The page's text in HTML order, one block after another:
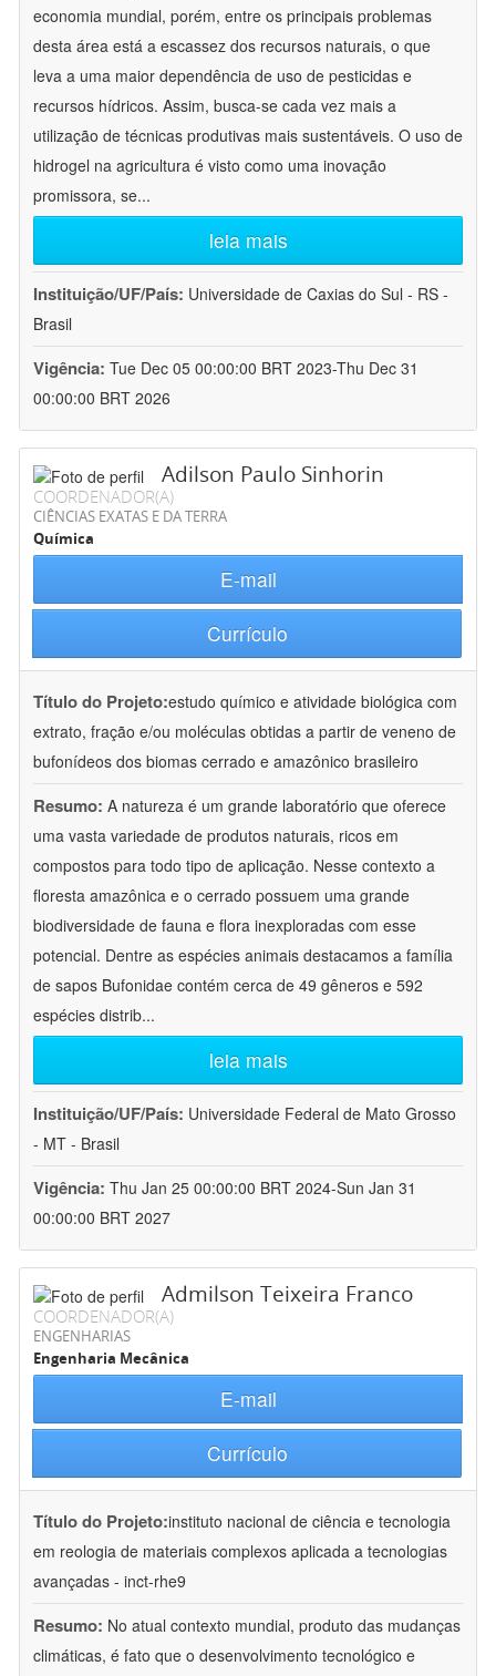
economia mundial, porém, entre os principais problemas
desta área está a escassez dos recursos naturais, o que
leva a uma maior dependência de uso de pesticidas e
recursos hídricos. Assim, busca-se cada vez mais a
utilização de técnicas produtivas mais sustentáveis. O uso de
hidrogel na agricultura é visto como uma inovação
promissora, se...
leia mais
Instituição/UF/País: Universidade de Caxias do Sul - RS -
Brasil
Vigência: Tue Dec 05 00:00:00 BRT 2023-Thu Dec 31
00:00:00 BRT 2026
Adilson Paulo Sinhorin
COORDENADOR(A)
CIÊNCIAS EXATAS E DA TERRA
Química
E-mail
Currículo
Título do Projeto:estudo químico e atividade biológica com
extrato, fração e/ou moléculas obtidas a partir de veneno de
bufonídeos dos biomas cerrado e amazônico brasileiro
Resumo: A natureza é um grande laboratório que oferece
uma vasta variedade de produtos naturais, ricos em
compostos para todo tipo de aplicação. Nesse contexto a
floresta amazônica e o cerrado possuem uma grande
biodiversidade de fauna e flora inexploradas com esse
potencial. Dentre as espécies animais destacamos a família
de sapos Bufonidae contém cerca de 49 gêneros e 592
espécies distrib...
leia mais
Instituição/UF/País: Universidade Federal de Mato Grosso
- MT - Brasil
Vigência: Thu Jan 25 00:00:00 BRT 2024-Sun Jan 31
00:00:00 BRT 2027
Admilson Teixeira Franco
COORDENADOR(A)
ENGENHARIAS
Engenharia Mecânica
E-mail
Currículo
Título do Projeto:instituto nacional de ciência e tecnologia
em reologia de materiais complexos aplicada a tecnologias
avançadas - inct-rhe9
Resumo: No atual contexto mundial, produto das mudanças
climáticas, é fato que o desenvolvimento tecnológico e